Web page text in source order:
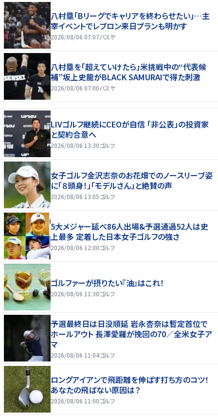
八村塁「Bリーグでキャリアを終わらせたい」…主
宰イベントでレブロン来日プランも明かす
2026/08/06 07:07バスケ
八村塁を「超えていけたら」米挑戦中の“代表候
補”坂上史龍がBLACK SAMURAIで得た刺激
2026/08/06 07:00バスケ
LIVゴルフ継続にCEOが自信 「非公表」の投資家
と契約合意へ
2026/08/06 13:30ゴルフ
女子ゴルフ金沢志奈のお花畑でのノースリーブ姿
に「８頭身！」「モデルさん」と絶賛の声
2026/08/06 13:05ゴルフ
5大メジャー延べ86人出場&予選通過52人は史
上最多 定着した日本女子ゴルフの強さ
2026/08/06 12:00ゴルフ
ゴルファーが摂りたい『油』はこれ！
2026/08/06 11:30ゴルフ
予選最終日は日没順延 岩永杏奈は暫定首位で
ホールアウト 長澤愛羅が挽回の70／全米女子ア
マ
2026/08/06 11:04ゴルフ
ロングアイアンで飛距離を伸ばす打ち方のコツ！
あなたの飛ばない原因は？
2026/08/06 11:00ゴルフ